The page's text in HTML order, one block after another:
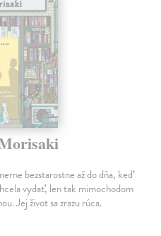
bezstarostne až do dňa, keď
vydať, len tak mimochodom
Jej život sa zrazu rúca.